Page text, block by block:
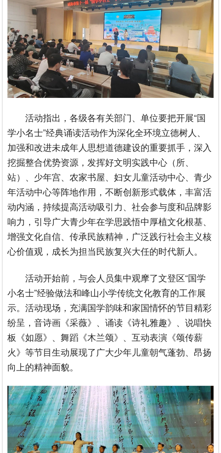
活动指出，各级各有关部门、单位要把开展“国
学小名士”经典诵读活动作为深化全环境立德树人、
加强和改进未成年人思想道德建设的重要抓手，深入
挖掘整合优势资源，发挥好文明实践中心（所、
站）、少年宫、农家书屋、妇女儿童活动中心、青少
年活动中心等阵地作用，不断创新形式载体，丰富活
动内涵，持续提高活动吸引力、社会参与度和品牌影
响力，引导广大青少年在学思践悟中厚植文化根基、
增强文化自信、传承民族精神，广泛践行社会主义核
心价值观，成长为担当民族复兴大任的时代新人。
活动开始前，与会人员集中观摩了文登区“国学
小名士”经验做法和峰山小学传统文化教育的工作展
示。活动现场，充满国学韵味和家国情怀的节目精彩
纷呈，音诗画《采薇》、诵读《诗礼雅趣》、说唱快
板《如愿》、舞蹈《木兰颂》、互动表演《颂传薪
火》等节目生动展现了广大少年儿童朝气蓬勃、昂扬
向上的精神面貌。